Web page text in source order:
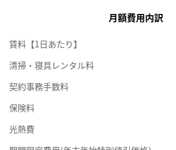
月額費用内訳
賃料【1日あたり】
清掃・寝具レンタル料
契約事務手数料
保険料
光熱費